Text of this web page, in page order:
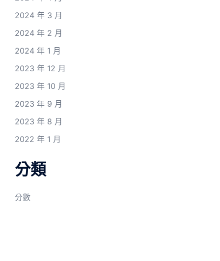
2024 年 3 月
2024 年 2 月
2024 年 1 月
2023 年 12 月
2023 年 10 月
2023 年 9 月
2023 年 8 月
2022 年 1 月
分類
分數